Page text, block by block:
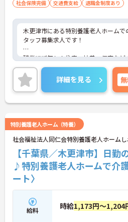
社会保険完備
交通費支給 退職金制度あり
木更津市にある特別養護老人ホームで
タッフ募集求人です！
残業ほぼ無し！住宅・扶養・保育など
充実しており安心して長期での就業が
ご興味ある方には、面接のポイントな
細をお話致しますのでお気軽にご相談
詳細を見る
特別養護老人ホーム（特養）
社会福祉法人同仁会特別養護老人ホーム
【千葉県／木更津市】日
♪特別養護老人ホームで介
ート〉
給料 時給1,173円～1,204